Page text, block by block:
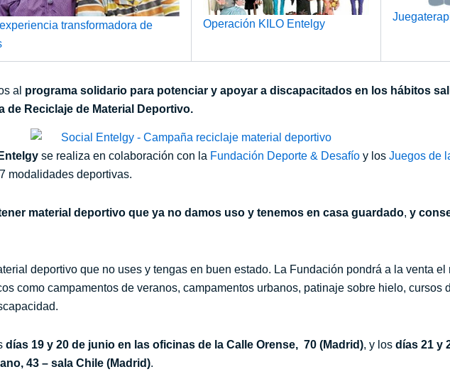
transformadora de
Operación KILO Entelgy
al programa solidario para potenciar y apoyar a discapacitados en los hábitos
de Reciclaje de Material Deportivo.
se realiza en colaboración con la Fundación Deporte & Desafío y los Juegos de
modalidades deportivas.
material deportivo que ya no damos uso y tenemos en casa guardado, y
deportivo que no uses y tengas en buen estado. La Fundación pondrá a la venta el
como campamentos de veranos, campamentos urbanos, patinaje sobre hielo, cursos
días 19 y 20 de junio en las oficinas de la Calle Orense, 70 (Madrid), y los días 21 y
43 – sala Chile (Madrid).